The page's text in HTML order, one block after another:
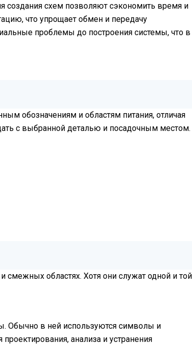
создания схем позволяют сэкономить время и
что упрощает обмен и передачу
проблемы до построения системы, что в
обозначениям и областям питания, отличая
с выбранной деталью и посадочным местом.
областях. Хотя они служат одной и той
Обычно в ней используются символы и
анализа и устранения